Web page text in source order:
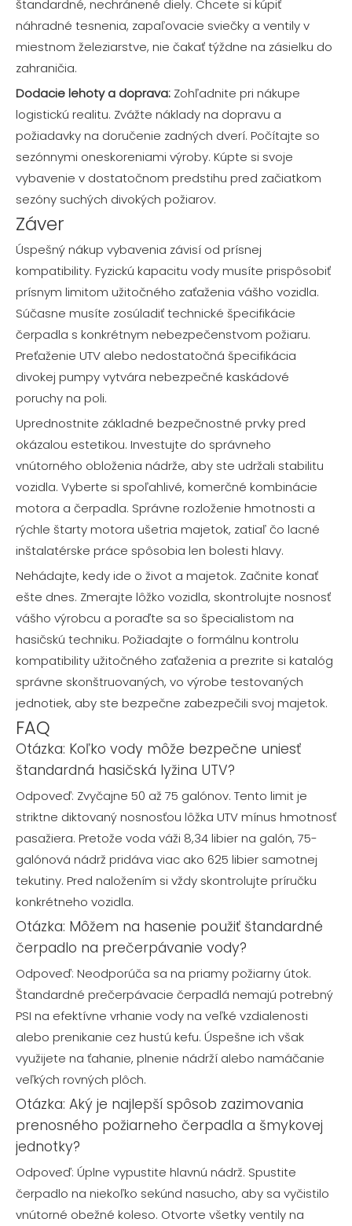
štandardné, nechránené diely. Chcete si kúpiť
náhradné tesnenia, zapaľovacie sviečky a ventily v
miestnom železiarstve, nie čakať týždne na zásielku do
zahraničia.
Dodacie lehoty a doprava: Zohľadnite pri nákupe
logistickú realitu. Zvážte náklady na dopravu a
požiadavky na doručenie zadných dverí. Počítajte so
sezónnymi oneskoreniami výroby. Kúpte si svoje
vybavenie v dostatočnom predstihu pred začiatkom
sezóny suchých divokých požiarov.
Záver
Úspešný nákup vybavenia závisí od prísnej
kompatibility. Fyzickú kapacitu vody musíte prispôsobiť
prísnym limitom užitočného zaťaženia vášho vozidla.
Súčasne musíte zosúladiť technické špecifikácie
čerpadla s konkrétnym nebezpečenstvom požiaru.
Preťaženie UTV alebo nedostatočná špecifikácia
divokej pumpy vytvára nebezpečné kaskádové
poruchy na poli.
Uprednostnite základné bezpečnostné prvky pred
okázalou estetikou. Investujte do správneho
vnútorného obloženia nádrže, aby ste udržali stabilitu
vozidla. Vyberte si spoľahlivé, komerčné kombinácie
motora a čerpadla. Správne rozloženie hmotnosti a
rýchle štarty motora ušetria majetok, zatiaľ čo lacné
inštalatérske práce spôsobia len bolesti hlavy.
Nehádajte, kedy ide o život a majetok. Začnite konať
ešte dnes. Zmerajte lôžko vozidla, skontrolujte nosnosť
vášho výrobcu a poraďte sa so špecialistom na
hasičskú techniku. Požiadajte o formálnu kontrolu
kompatibility užitočného zaťaženia a prezrite si katalóg
správne skonštruovaných, vo výrobe testovaných
jednotiek, aby ste bezpečne zabezpečili svoj majetok.
FAQ
Otázka: Koľko vody môže bezpečne uniesť
štandardná hasičská lyžina UTV?
Odpoveď: Zvyčajne 50 až 75 galónov. Tento limit je
striktne diktovaný nosnosťou lôžka UTV mínus hmotnosť
pasažiera. Pretože voda váži 8,34 libier na galón, 75-
galónová nádrž pridáva viac ako 625 libier samotnej
tekutiny. Pred naložením si vždy skontrolujte príručku
konkrétneho vozidla.
Otázka: Môžem na hasenie použiť štandardné
čerpadlo na prečerpávanie vody?
Odpoveď: Neodporúča sa na priamy požiarny útok.
Štandardné prečerpávacie čerpadlá nemajú potrebný
PSI na efektívne vrhanie vody na veľké vzdialenosti
alebo prenikanie cez hustú kefu. Úspešne ich však
využijete na ťahanie, plnenie nádrží alebo namáčanie
veľkých rovných plôch.
Otázka: Aký je najlepší spôsob zazimovania
prenosného požiarneho čerpadla a šmykovej
jednotky?
Odpoveď: Úplne vypustite hlavnú nádrž. Spustite
čerpadlo na niekoľko sekúnd nasucho, aby sa vyčistilo
vnútorné obežné koleso. Otvorte všetky ventily na